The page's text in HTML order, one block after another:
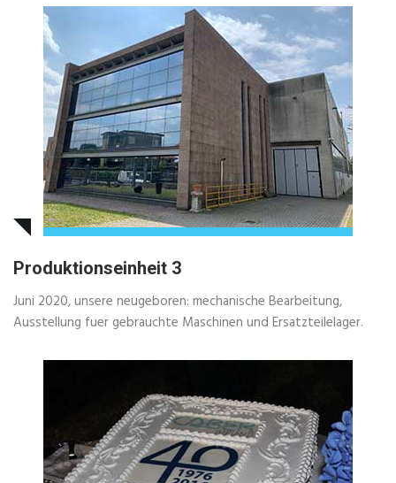
Produktionseinheit 3
Juni 2020, unsere neugeboren: mechanische Bearbeitung,
Ausstellung fuer gebrauchte Maschinen und Ersatzteilelager.